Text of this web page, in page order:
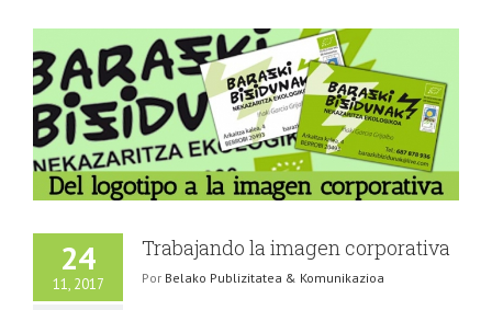
24
11, 2017
Trabajando la imagen corporativa
Por Belako Publizitatea & Komunikazioa